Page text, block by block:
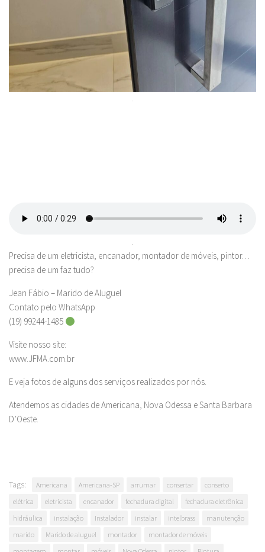
.
.
Precisa de um eletricista, encanador, montador de móveis, pintor…
precisa de um faz tudo?
Jean Fábio – Marido de Aluguel
Contato pelo WhatsApp
(19) 99244-1485
Visite nosso site:
www.JFMA.com.br
E veja fotos de alguns dos serviços realizados por nós.
Atendemos as cidades de Americana, Nova Odessa e Santa Barbara
D’Oeste.
Tags: Americana Americana-SP arrumar consertar
conserto
elétrica
eletricista encanador fechadura digital
fechadura eletrônica
hidráulica
instalação Instalador instalar intelbrass
manutenção
marido
Marido de aluguel montador
montador de móveis